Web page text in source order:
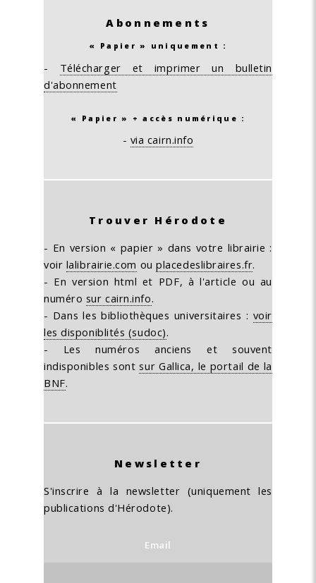
Abonnements
« Papier » uniquement :
- Télécharger et imprimer un bulletin
d'abonnement
« Papier » + accès numérique :
- via cairn.info
Trouver Hérodote
- En version « papier » dans votre librairie :
voir lalibrairie.com ouplacedeslibraires.fr.
- En version html et PDF, à l'article ou au
numéro sur cairn.info.
- Dans les bibliothèques universitaires : voir
les disponiblités (sudoc).
- Les numéros anciens et souvent
indisponibles sontsur Gallica, le portail de la
BNF.
Newsletter
S'inscrire à la newsletter (uniquement les
publications d'Hérodote).
Email